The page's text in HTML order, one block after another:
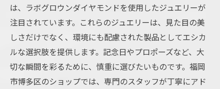
は、ラボグロウンダイヤモンドを使用したジュエリーが
注目されています。これらのジュエリーは、見た目の美
しさだけでなく、環境にも配慮された製品としてエシカ
ルな選択肢を提供します。記念日やプロポーズなど、大
切な瞬間を彩るために、慎重に選びたいものです。福岡
市博多区のショップでは、専門のスタッフが丁寧にアド